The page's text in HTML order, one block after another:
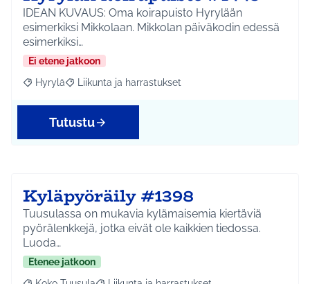
IDEAN KUVAUS: Oma koirapuisto Hyrylään
esimerkiksi Mikkolaan. Mikkolan päiväkodin edessä
esimerkiksi…
Ei etene jatkoon
Rajaa tulokset aihepiirin mukaan: Hyrylä
Hyrylä Rajaa tulokset teeman mukaan: Liikunta ja
Liikunta ja harrastukset
Tutustu
Kyläpyöräily #1398
Tuusulassa on mukavia kylämaisemia kiertäviä
pyörälenkkejä, jotka eivät ole kaikkien tiedossa.
Luoda…
Etenee jatkoon